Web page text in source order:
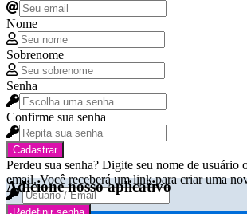
Nome
Sobrenome
Senha
Confirme sua senha
Cadastrar
Perdeu sua senha? Digite seu nome de usuário
email. Você receberá um link para criar uma
Adicione nosso aplicativo